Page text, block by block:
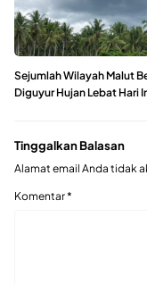
Sejumlah Wilayah Malut
Diguyur Hujan Lebat Hari
Tinggalkan Balasan
Alamat email Anda tidak
Komentar*